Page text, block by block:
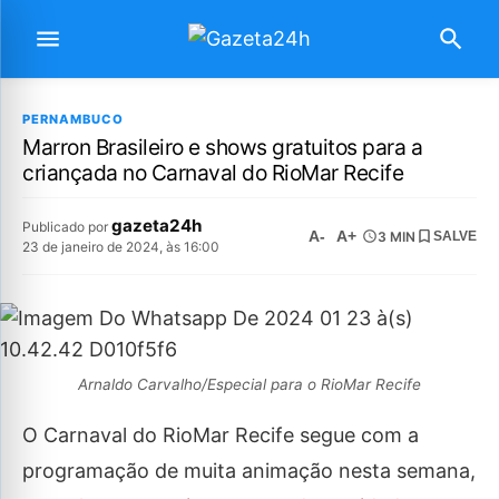
PERNAMBUCO
Marron Brasileiro e shows gratuitos para a
criançada no Carnaval do RioMar Recife
Publicado por gazeta24h
23 de janeiro de 2024, às 16:00
A- A+ 3 MIN SALVE
Arnaldo Carvalho/Especial para o RioMar Recife
O Carnaval do RioMar Recife segue com a
programação de muita animação nesta semana,